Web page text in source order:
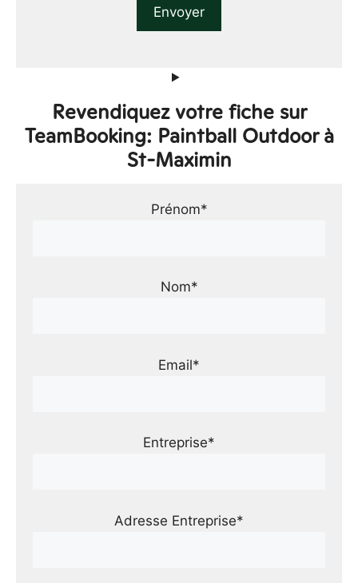
Revendiquez votre fiche sur
TeamBooking: Paintball Outdoor à
St-Maximin
Prénom*
Nom*
Email*
Entreprise*
Adresse Entreprise*